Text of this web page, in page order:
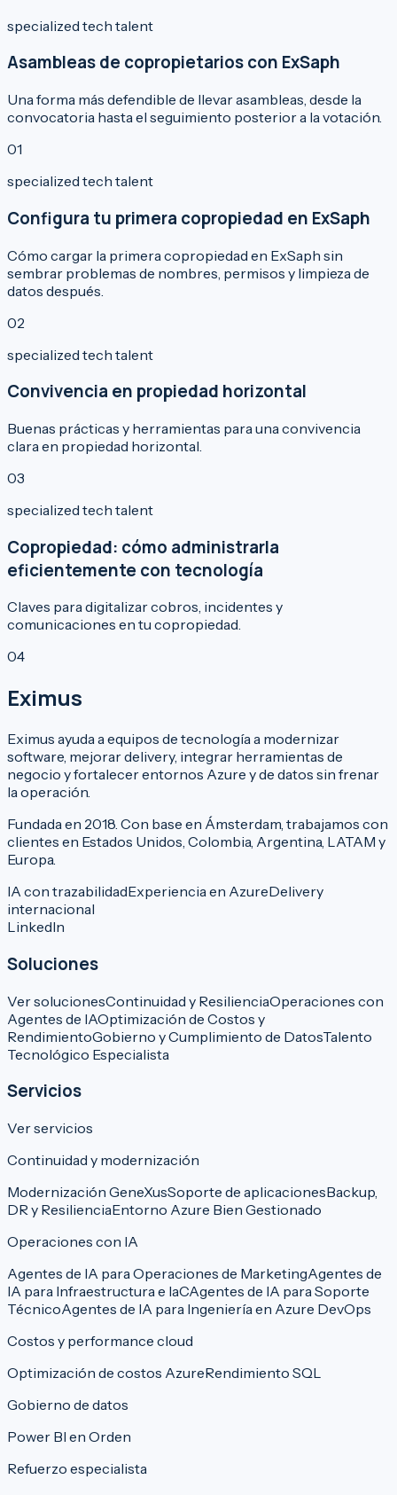
specialized tech talent
Asambleas de copropietarios con ExSaph
Una forma más defendible de llevar asambleas, desde la
convocatoria hasta el seguimiento posterior a la votación.
01
specialized tech talent
Configura tu primera copropiedad en ExSaph
Cómo cargar la primera copropiedad en ExSaph sin
sembrar problemas de nombres, permisos y limpieza de
datos después.
02
specialized tech talent
Convivencia en propiedad horizontal
Buenas prácticas y herramientas para una convivencia
clara en propiedad horizontal.
03
specialized tech talent
Copropiedad: cómo administrarla
eficientemente con tecnología
Claves para digitalizar cobros, incidentes y
comunicaciones en tu copropiedad.
04
Eximus
Eximus ayuda a equipos de tecnología a modernizar
software, mejorar delivery, integrar herramientas de
negocio y fortalecer entornos Azure y de datos sin frenar
la operación.
Fundada en 2018. Con base en Ámsterdam, trabajamos con
clientes en Estados Unidos, Colombia, Argentina, LATAM y
Europa.
IA con trazabilidadExperiencia en AzureDelivery
internacional
LinkedIn
Soluciones
Ver solucionesContinuidad y ResilienciaOperaciones con
Agentes de IAOptimización de Costos y
RendimientoGobierno y Cumplimiento de DatosTalento
Tecnológico Especialista
Servicios
Ver servicios
Continuidad y modernización
Modernización GeneXusSoporte de aplicacionesBackup,
DR y ResilienciaEntorno Azure Bien Gestionado
Operaciones con IA
Agentes de IA para Operaciones de MarketingAgentes de
IA para Infraestructura e IaCAgentes de IA para Soporte
TécnicoAgentes de IA para Ingeniería en Azure DevOps
Costos y performance cloud
Optimización de costos AzureRendimiento SQL
Gobierno de datos
Power BI en Orden
Refuerzo especialista